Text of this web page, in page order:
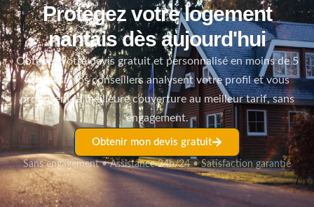
Protégez votre logement
nantais dès aujourd'hui
Obtenez votre devis gratuit et personnalisé en moins de 5
minutes. Nos conseillers analysent votre profil et vous
proposent la meilleure couverture au meilleur tarif, sans
engagement.
Obtenir mon devis gratuit
Sans engagement • Assistance 24h/24 • Satisfaction garantie